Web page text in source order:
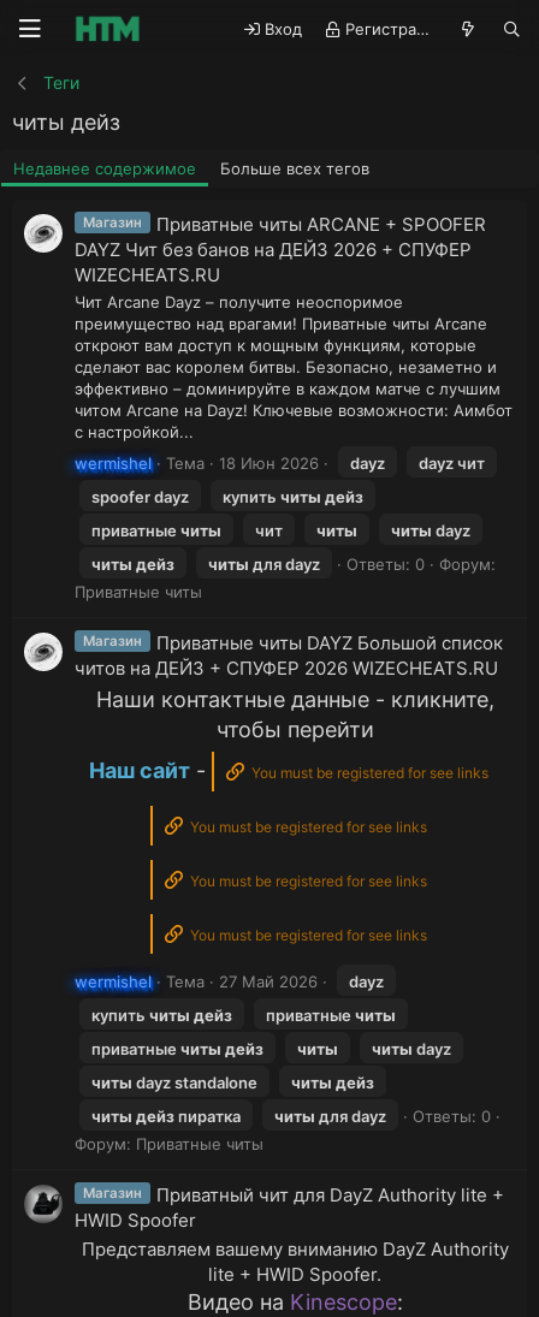
Вход Регистрация
Теги
читы дейз
Недавнее содержимое Больше всех тегов
Магазин
Приватные читы ARCANE + SPOOFER
DAYZ Чит без банов на ДЕЙЗ 2026 + СПУФЕР
WIZECHEATS.RU
Чит Arcane Dayz – получите неоспоримое
преимущество над врагами! Приватные читы Arcane
откроют вам доступ к мощным функциям, которые
сделают вас королем битвы. Безопасно, незаметно и
эффективно – доминируйте в каждом матче с лучшим
читом Arcane на Dayz! Ключевые возможности: Аимбот
с настройкой...
wermishel
Тема 18 Июн 2026 dayz
dayz чит
spoofer dayz
купить читы дейз
приватные читы чит читы читы dayz
читы дейз читы для dayz Ответы: 0
Форум:
Приватные читы
Магазин
Приватные читы DAYZ Большой список
читов на ДЕЙЗ + СПУФЕР 2026 WIZECHEATS.RU
Наши контактные данные - кликните,
чтобы перейти
Наш сайт - You must be registered for see links
You must be registered for see links
You must be registered for see links
You must be registered for see links
wermishel Тема 27 Май 2026
dayz
купить читы дейз приватные читы
приватные читы дейз читы читы dayz
читы dayz standalone читы дейз
читы дейзпиратка читы для dayz
Ответы: 0
Форум: Приватные читы
Магазин
Приватный чит для DayZ Authority lite +
HWID Spoofer
Представляем вашему вниманию DayZ Authority
lite + HWID Spoofer.
Видео на Kinescope: